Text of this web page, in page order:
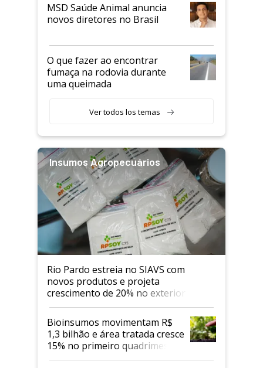
MSD Saúde Animal anuncia
novos diretores no Brasil
O que fazer ao encontrar
fumaça na rodovia durante
uma queimada
Ver todos los temas
Insumos Agropecuários
Rio Pardo estreia no SIAVS com
novos produtos e projeta
crescimento de 20% no exterior
Bioinsumos movimentam R$
1,3 bilhão e área tratada cresce
15% no primeiro quadrimestre
de 2026